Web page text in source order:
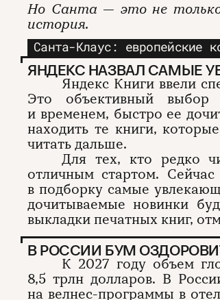
Но Санта — это не только
история.
Санта-Клаус: европейские
ЯНДЕКС НАЗВАЛ САМЫЕ
Яндекс Книги ввели
Это объективный выбор
и временем, быстро ее
находить те книги,
читать дальше.
Для тех, кто редко
отличным стартом.
в подборку самые
дочитываемые новинки
выкладки печатных книг,
В РОССИИ БУМ
К 2027 году объем
8,5 трлн долларов. В
на велнес-программы в